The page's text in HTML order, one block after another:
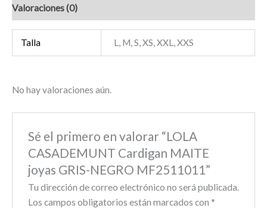
Valoraciones (0)
Talla L, M, S, XS, XXL, XXS
No hay valoraciones aún.
Sé el primero en valorar “LOLA
CASADEMUNT Cardigan MAITE
joyas GRIS-NEGRO MF2511011”
Tu dirección de correo electrónico no será publicada.
Los campos obligatorios están marcados con *